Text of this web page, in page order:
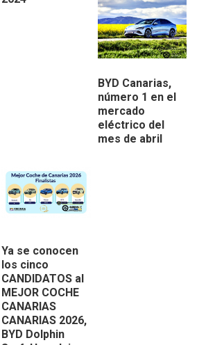
BYD Canarias,
número 1 en el
mercado
eléctrico del
mes de abril
Ya se conocen
los cinco
CANDIDATOS al
MEJOR COCHE
CANARIAS
CANARIAS 2026,
BYD Dolphin